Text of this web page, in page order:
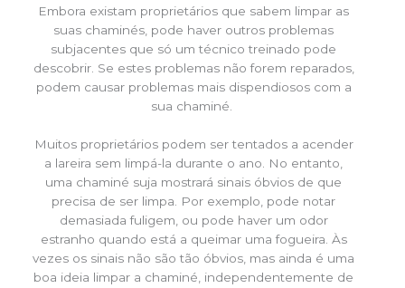
Embora existam proprietários que sabem limpar as
suas chaminés, pode haver outros problemas
subjacentes que só um técnico treinado pode
descobrir. Se estes problemas não forem reparados,
podem causar problemas mais dispendiosos com a
sua chaminé.
Muitos proprietários podem ser tentados a acender
a lareira sem limpá-la durante o ano. No entanto,
uma chaminé suja mostrará sinais óbvios de que
precisa de ser limpa. Por exemplo, pode notar
demasiada fuligem, ou pode haver um odor
estranho quando está a queimar uma fogueira. Às
vezes os sinais não são tão óbvios, mas ainda é uma
boa ideia limpar a chaminé, independentemente de